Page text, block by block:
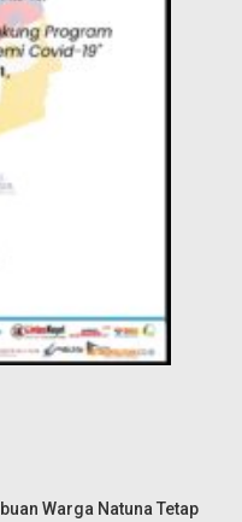
Warga Natuna Tetap